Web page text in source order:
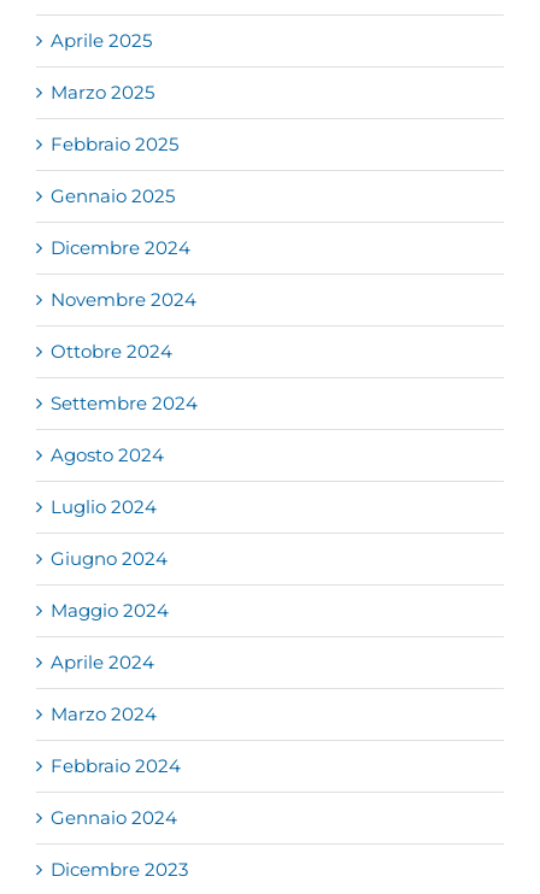
Aprile 2025
Marzo 2025
Febbraio 2025
Gennaio 2025
Dicembre 2024
Novembre 2024
Ottobre 2024
Settembre 2024
Agosto 2024
Luglio 2024
Giugno 2024
Maggio 2024
Aprile 2024
Marzo 2024
Febbraio 2024
Gennaio 2024
Dicembre 2023